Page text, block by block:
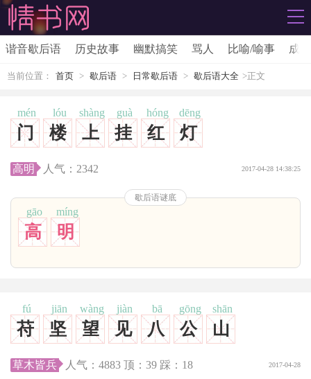
谐音歇后语 历史故事 幽默搞笑 骂人 比喻/喻事 成语
当前位置： 首页 > 歇后语 > 日常歇后语 > 歇后语大全 >正文
门
mén
楼
lóu
上
shàng
挂
guà
红
hóng
灯
dēng
2017-04-28 14:38:25
高明 人气： 2342
歇后语谜底
高
gāo
明
míng
苻
fú
坚
jiān
望
wàng
见
jiàn
八
bā
公
gōng
山
shān
2017-04-28
草木皆兵 人气： 4883 顶： 39 踩： 18